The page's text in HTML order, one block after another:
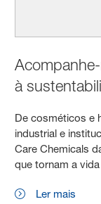
à
De cosméticos e
industrial e
Care Chemicals
que tornam a
Ler mais